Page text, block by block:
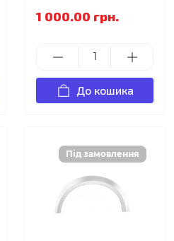
1 000.00 грн.
До кошика